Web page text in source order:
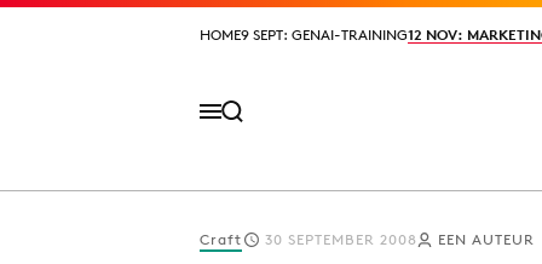
HOME9 SEPT: GENAI-TRAINING12 NOV:
HOME9 SEPT: GENAI-TRAINING12 NOV:
Craft 30 SEPTEMBER 2008 EEN AUTEUR